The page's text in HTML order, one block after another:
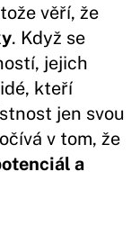
věří, že
. Když se
jejich
kteří
jen svou
v tom, že
a